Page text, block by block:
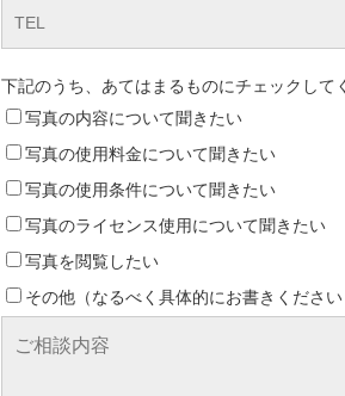
下記のうち、あてはまるものにチェックして
写真の内容について聞きたい
写真の使用料金について聞きたい
写真の使用条件について聞きたい
写真のライセンス使用について聞きたい
写真を閲覧したい
その他（なるべく具体的にお書きくださ